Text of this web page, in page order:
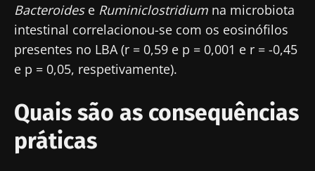
Bacteroides e Ruminiclostridium na microbiota
intestinal correlacionou-se com os eosinófilos
presentes no LBA (r = 0,59 e p = 0,001 e r = -0,45
e p = 0,05, respetivamente).
Quais são as consequências
práticas